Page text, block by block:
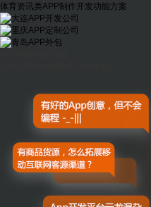
体育资讯类APP制作开发功能方案